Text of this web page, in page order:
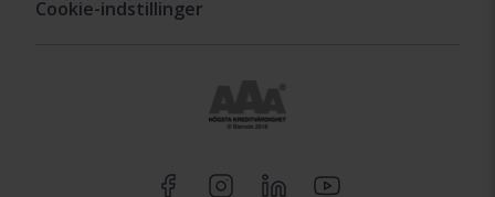
Cookie-indstillinger